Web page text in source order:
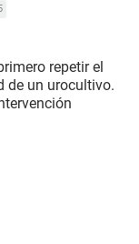
repetir el
de un urocultivo.